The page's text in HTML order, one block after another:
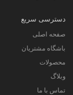
دسترسی سریع
صفحه اصلی
باشگاه مشتریان
محصولات
وبلاگ
تماس با ما